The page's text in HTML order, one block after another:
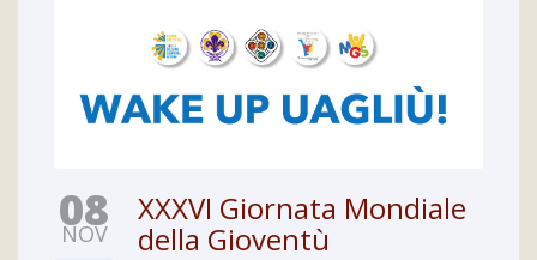
08
NOV
XXXVI Giornata Mondiale
della Gioventù